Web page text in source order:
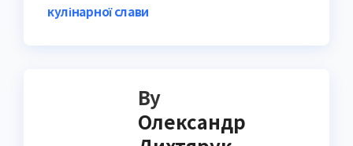
кулінарної слави
By
Олександр